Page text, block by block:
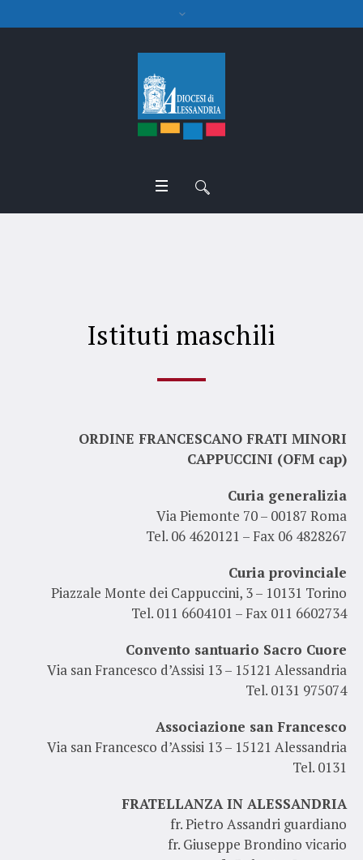
Istituti maschili
ORDINE FRANCESCANO FRATI MINORI
CAPPUCCINI (OFM cap)
Curia generalizia
Via Piemonte 70 – 00187 Roma
Tel. 06 4620121 – Fax 06 4828267
Curia provinciale
Piazzale Monte dei Cappuccini, 3 – 10131 Torino
Tel. 011 6604101 – Fax 011 6602734
Convento santuario Sacro Cuore
Via san Francesco d’Assisi 13 – 15121 Alessandria
Tel. 0131 975074
Associazione san Francesco
Via san Francesco d’Assisi 13 – 15121 Alessandria
Tel. 0131
FRATELLANZA IN ALESSANDRIA
fr. Pietro Assandri guardiano
fr. Giuseppe Brondino vicario